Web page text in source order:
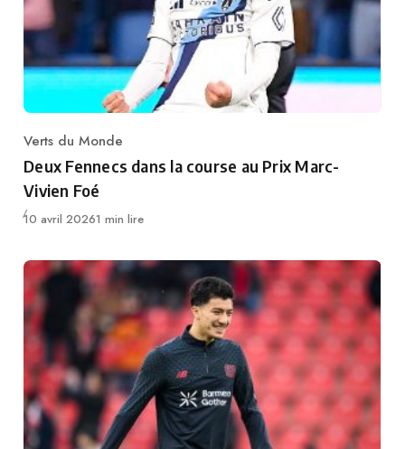
Category
Verts du Monde
Deux Fennecs dans la course au Prix Marc-
Vivien Foé
Publié
10 avril 20261 min lire